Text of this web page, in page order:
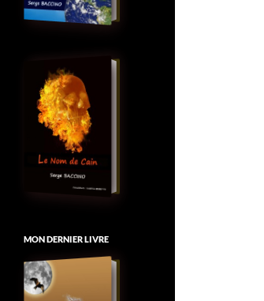
MON DERNIER LIVRE